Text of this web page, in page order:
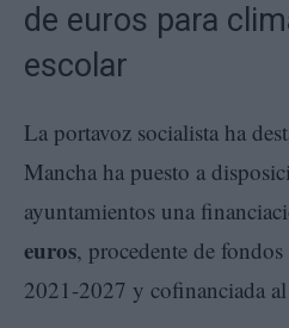
de euros para
escolar
La portavoz socialista ha
Mancha ha puesto a
ayuntamientos una
euros, procedente de
2021-2027 y cofinanciada